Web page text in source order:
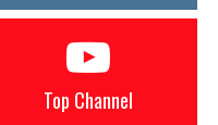
Top Channel